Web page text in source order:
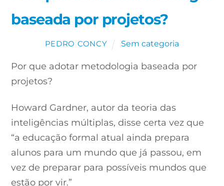
baseada por projetos?
PEDRO CONCY Sem categoria
Por que adotar metodologia baseada por
projetos?
Howard Gardner, autor da teoria das
inteligências múltiplas, disse certa vez que
“a educação formal atual ainda prepara
alunos para um mundo que já passou, em
vez de preparar para possíveis mundos que
estão por vir.”